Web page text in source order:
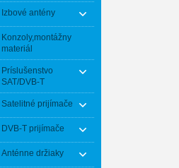
Izbové antény
Konzoly,montážny
materiál
Príslušenstvo
SAT/DVB-T
Satelitné prijímače
DVB-T prijímače
Anténne držiaky